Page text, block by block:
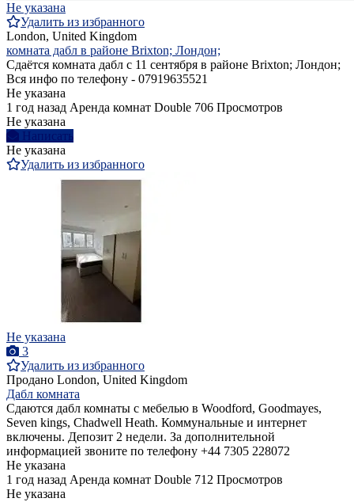
Не указана
Удалить из избранного
London, United Kingdom
комната дабл в районе Brixton; Лондон;
Сдаётся комната дабл с 11 сентября в районе Brixton; Лондон;
Вся инфо по телефону - 07919635521
Не указана
1 год назад Аренда комнат Double 706 Просмотров
Не указана
Написать
Не указана
Удалить из избранного
Не указана
3
Удалить из избранного
Продано London, United Kingdom
Дабл комната
Сдаются дабл комнаты с мебелью в Woodford, Goodmayes,
Seven kings, Chadwell Heath. Коммунальные и интернет
включены. Депозит 2 недели. За дополнительной
информацией звоните по телефону +44 7305 228072
Не указана
1 год назад Аренда комнат Double 712 Просмотров
Не указана